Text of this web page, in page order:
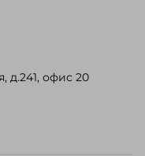
д.241, офис 20